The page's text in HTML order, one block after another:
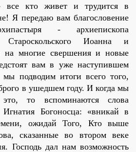
все кто живет и трудится в
Я передаю вам благословение
- архиепископа
Староскольского Иоанна и
на многие свершения и новые
вам в уже наступившем
мы подводим итоги всего того,
в ушедшем году. И когда мы
то вспоминаются слова
Игнатия Богоносца: «вникай в
ожидай Того, Кто выше
сказанные во втором веке
Господь дал нам возможность